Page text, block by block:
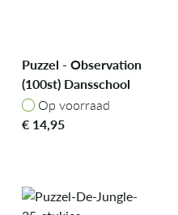
Puzzel - Observation
(100st) Dansschool
Op voorraad
Op voorraad
€ 14,95